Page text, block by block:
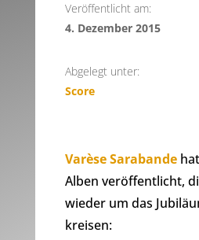
Veröffentlicht am:
4. Dezember 2015
Abgelegt unter:
Score
Varèse Sarabande
Alben veröffentlicht,
wieder um das
kreisen: